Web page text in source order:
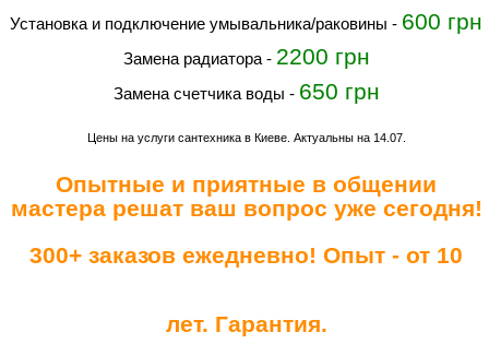
Установка и подключение умывальника/раковины - 600 грн
Замена радиатора - 2200 грн
замена счетчика воды - 650 грн
Цены на услуги сантехника в Киеве. Актуальны на 14.07
Опытные и приятные в общении
мастера решат ваш вопрос уже сегодня!
300+ заказов ежедневно! Опыт - от 10
лет. Гарантия.